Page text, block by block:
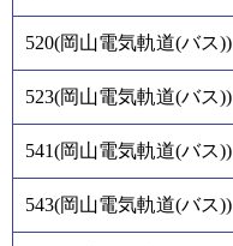
520(岡山電気軌道(バス))
523(岡山電気軌道(バス))
541(岡山電気軌道(バス))
543(岡山電気軌道(バス))